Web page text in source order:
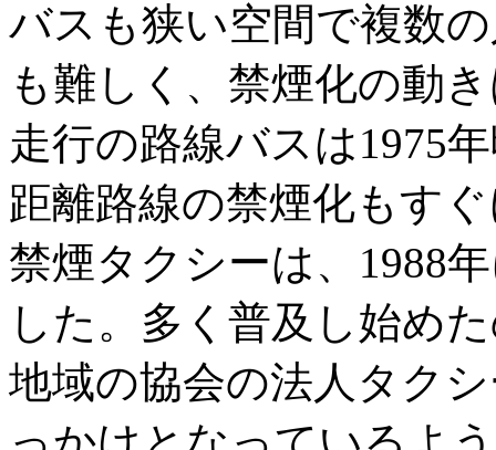
バスも狭い空間で複数
も難しく、禁煙化の動
走行の路線バスは1975
距離路線の禁煙化もす
禁煙タクシーは、1988
した。多く普及し始め
地域の協会の法人タク